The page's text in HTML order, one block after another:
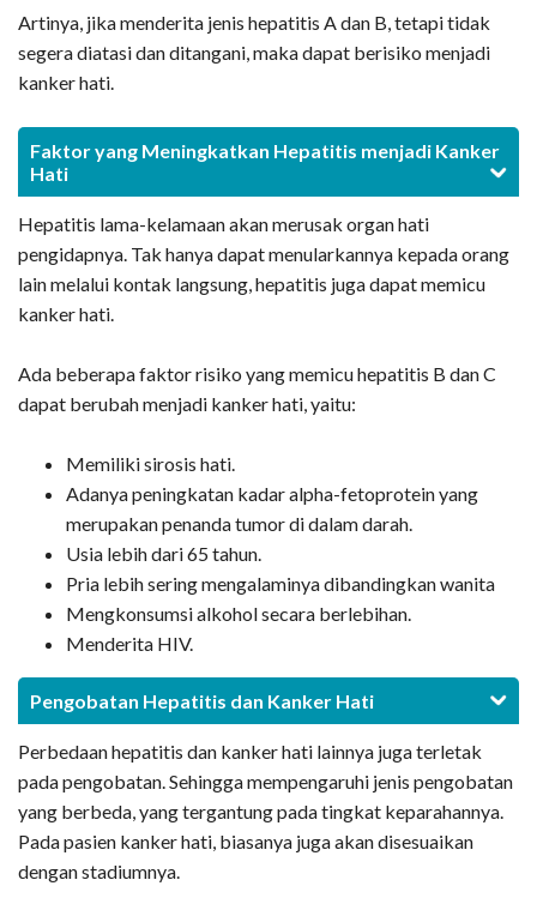
Artinya, jika menderita jenis hepatitis A dan B, tetapi tidak
segera diatasi dan ditangani, maka dapat berisiko menjadi
kanker hati.
Faktor yang Meningkatkan Hepatitis menjadi Kanker
Hati
Hepatitis lama-kelamaan akan merusak organ hati
pengidapnya. Tak hanya dapat menularkannya kepada orang
lain melalui kontak langsung, hepatitis juga dapat memicu
kanker hati.
Ada beberapa faktor risiko yang memicu hepatitis B dan C
dapat berubah menjadi kanker hati, yaitu:
Memiliki sirosis hati.
Adanya peningkatan kadar alpha-fetoprotein yang
merupakan penanda tumor di dalam darah.
Usia lebih dari 65 tahun.
Pria lebih sering mengalaminya dibandingkan wanita
Mengkonsumsi alkohol secara berlebihan.
Menderita HIV.
Pengobatan Hepatitis dan Kanker Hati
Perbedaan hepatitis dan kanker hati lainnya juga terletak
pada pengobatan. Sehingga mempengaruhi jenis pengobatan
yang berbeda, yang tergantung pada tingkat keparahannya.
Pada pasien kanker hati, biasanya juga akan disesuaikan
dengan stadiumnya.